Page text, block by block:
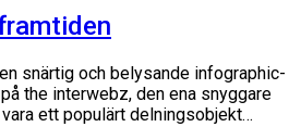
snärtig och belysande infographic-
the interwebz, den ena snyggare
vara ett populärt delningsobjekt…